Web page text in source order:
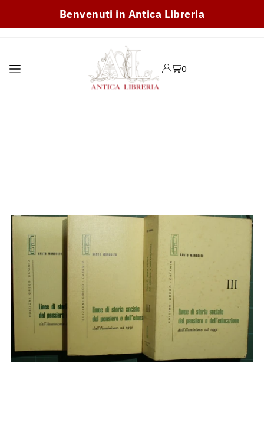
TRANSLATION MISSING:
Benvenuti in Antica Libreria
0